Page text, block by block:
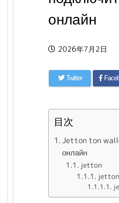
онлайн
2026年7月2日
Twitter
目次
Jetton ton
онлайн
jetton
jetton